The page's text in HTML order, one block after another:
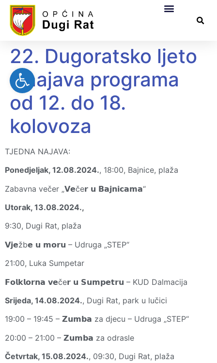
22. Dugoratsko ljeto
– najava programa
od 12. do 18.
kolovoza
TJEDNA NAJAVA:
Ponedjeljak, 12.08.2024., 18:00, Bajnice, plaža
Zabavna večer „𝗩𝗲če𝗿 𝘂 𝗕𝗮𝗷𝗻𝗶𝗰𝗮𝗺𝗮“
Utorak, 13.08.2024.,
9:30, Dugi Rat, plaža
𝗩𝗷𝗲žb𝗲 𝘂 𝗺𝗼𝗿𝘂 – Udruga „STEP“
21:00, Luka Sumpetar
𝗙𝗼𝗹𝗸𝗹𝗼𝗿𝗻𝗮 𝘃𝗲če𝗿 𝘂 𝗦𝘂𝗺𝗽𝗲𝘁𝗿𝘂 – KUD Dalmacija
Srijeda, 14.08.2024., Dugi Rat, park u lučici
19:00 – 19:45 – 𝗭𝘂𝗺𝗯𝗮 za djecu – Udruga „STEP“
20:00 – 21:00 – 𝗭𝘂𝗺𝗯𝗮 za odrasle
Četvrtak, 15.08.2024., 09:30, Dugi Rat, plaža
Open toolbar